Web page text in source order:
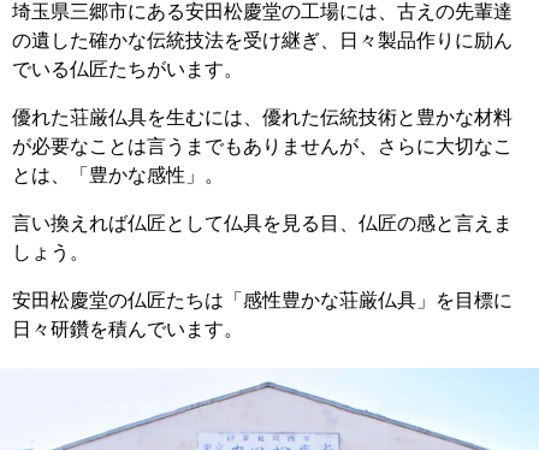
埼玉県三郷市にある安田松慶堂の工場には、古えの先輩達
の遺した確かな伝統技法を受け継ぎ、
日々製品作りに励ん
でいる仏匠たちがいます。
優れた荘厳仏具を生むには、優れた伝統技術と豊かな材料
が必要なことは言うまでもありませんが、
さらに大切なこ
とは、「豊かな感性」。
言い換えれば仏匠として仏具を見る目、仏匠の感と言えま
しょう。
安田松慶堂の仏匠たちは「感性豊かな荘厳仏具」を目標に
日々研鑽を積んでいます。